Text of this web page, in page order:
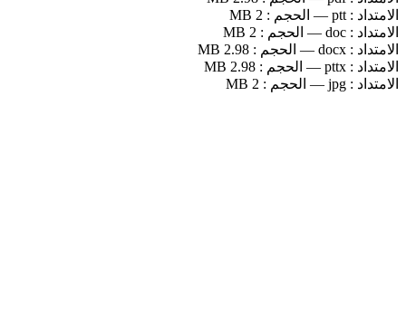
الامتداد : ptt
— الحجم : 2 MB
الامتداد : doc
— الحجم : 2 MB
الامتداد : docx
— الحجم : 2.98 MB
الامتداد : pttx
— الحجم : 2.98 MB
الامتداد : jpg
— الحجم : 2 MB